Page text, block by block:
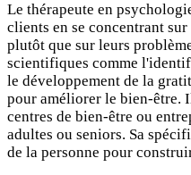
Le thérapeute en
clients en se concentrant
plutôt que sur leurs
scientifiques comme
le développement de la
pour améliorer le bien-être.
centres de bien-être ou
adultes ou seniors. Sa
de la personne pour